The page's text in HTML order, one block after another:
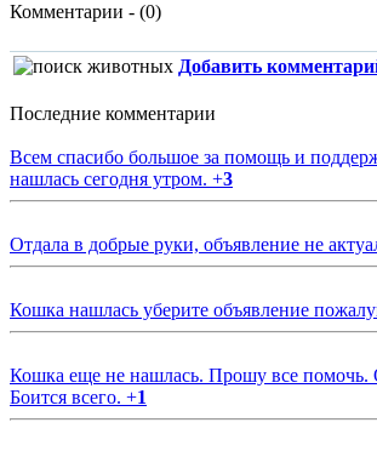
Комментарии - (0)
Добавить
Последние комментарии
Всем спасибо большое за помощь и
нашлась сегодня утром. +3
Отдала в добрые руки, объявление не
Кошка нашлась уберите объявление
Кошка еще не нашлась. Прошу все помочь.
Боится всего. +1